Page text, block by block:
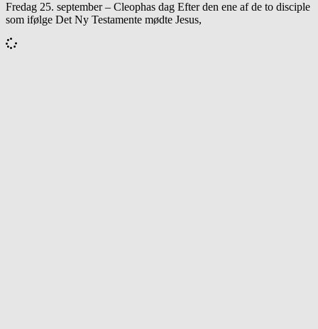
Fredag 25. september – Cleophas dag Efter den ene af de to disciple
som ifølge Det Ny Testamente mødte Jesus,